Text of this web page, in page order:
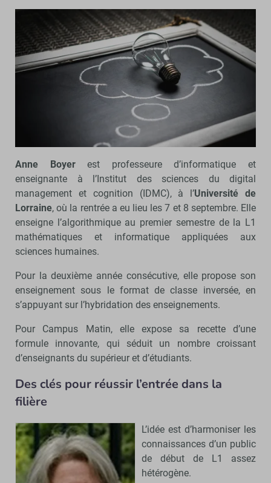
Anne Boyerest professeure d’informatique et
enseignante à l’Institut des sciences du digital
management et cognition (IDMC), à l’Université de
Lorraine, où la rentrée a eu lieu les 7 et 8 septembre. Elle
enseigne l’algorithmique au premier semestre de la L1
mathématiques et informatique appliquées aux
sciences humaines.
Pour la deuxième année consécutive, elle propose son
enseignement sous le format de classe inversée, en
s’appuyant sur l’hybridation des enseignements.
Pour Campus Matin, elle expose sa recette d’une
formule innovante, qui séduit un nombre croissant
d’enseignants du supérieur et d’étudiants.
Des clés pour réussir l’entrée dans la
filière
L’idée est d’harmoniser les
connaissances d’un public
de début de L1 assez
hétérogène.